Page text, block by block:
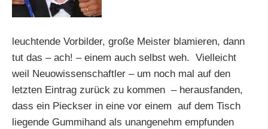
leuchtende Vorbilder, große Meister blamieren, dann
tut das – ach! – einem auch selbst weh. Vielleicht
weil Neuowissenschaftler – um noch mal auf den
letzten Eintrag zurück zu kommen – herausfanden,
dass ein Pieckser in eine vor einem auf dem Tisch
liegende Gummihand als unangenehm empfunden